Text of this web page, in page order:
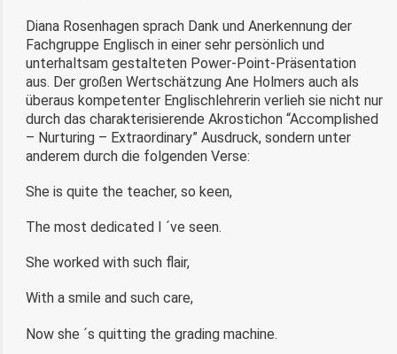
Diana Rosenhagen sprach Dank und Anerkennung der
Fachgruppe Englisch in einer sehr persönlich und
unterhaltsam gestalteten Power-Point-Präsentation
aus. Der großen Wertschätzung Ane Holmers auch als
überaus kompetenter Englischlehrerin verlieh sie nicht nur
durch das charakterisierende Akrostichon “Accomplished
– Nurturing – Extraordinary” Ausdruck, sondern unter
anderem durch die folgenden Verse:
She is quite the teacher, so keen,
The most dedicated I ´ve seen.
She worked with such flair,
With a smile and such care,
Now she ´s quitting the grading machine.